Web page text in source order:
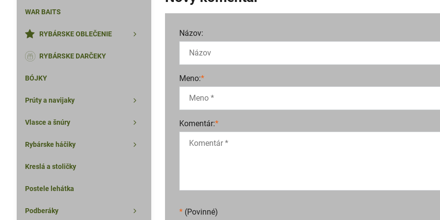
Názov:
Meno:*
Komentár:*
* (Povinné)
WAR BAITS
RYBÁRSKE OBLEČENIE
RYBÁRSKE DARČEKY
BÓJKY
Prúty a navijaky
Vlasce a šnúry
Rybárske háčiky
Kreslá a stoličky
Postele lehátka
Podberáky